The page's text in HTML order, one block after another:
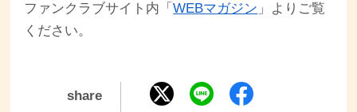
ファンクラブサイト内「WEBマガジン 」よりご覧
ください。
share